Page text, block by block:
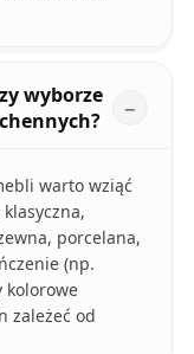
wyborze
warto wziąć
porcelana,
(np.
kolorowe
zależeć od